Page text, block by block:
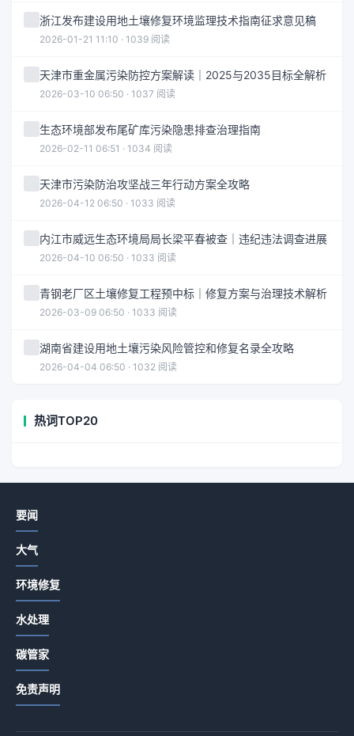
浙江发布建设用地土壤修复环境监理技术指南征求意见稿
2026-01-21 11:10 · 1039 阅读
天津市重金属污染防控方案解读｜2025与2035目标全解析
2026-03-10 06:50 · 1037 阅读
生态环境部发布尾矿库污染隐患排查治理指南
2026-02-11 06:51 · 1034 阅读
天津市污染防治攻坚战三年行动方案全攻略
2026-04-12 06:50 · 1033 阅读
内江市威远生态环境局局长梁平春被查｜违纪违法调查进展
2026-04-10 06:50 · 1033 阅读
青钢老厂区土壤修复工程预中标｜修复方案与治理技术解析
2026-03-09 06:50 · 1033 阅读
湖南省建设用地土壤污染风险管控和修复名录全攻略
2026-04-04 06:50 · 1032 阅读
热词TOP20
要闻
大气
环境修复
水处理
碳管家
免责声明